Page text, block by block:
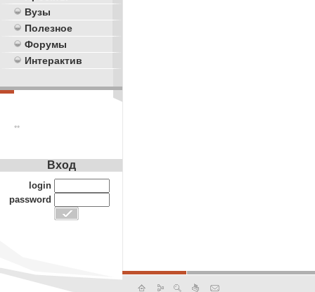
Вузы
Полезное
Форумы
Интерактив
**
Вход
login
password